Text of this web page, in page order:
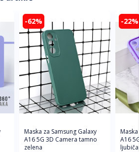
-62%
Maska za Samsung Galaxy
A16 5G 3D Camera tamno
zelena
-22%
A16